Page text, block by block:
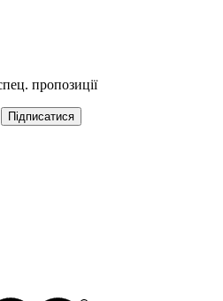
пропозиції
Підписатися